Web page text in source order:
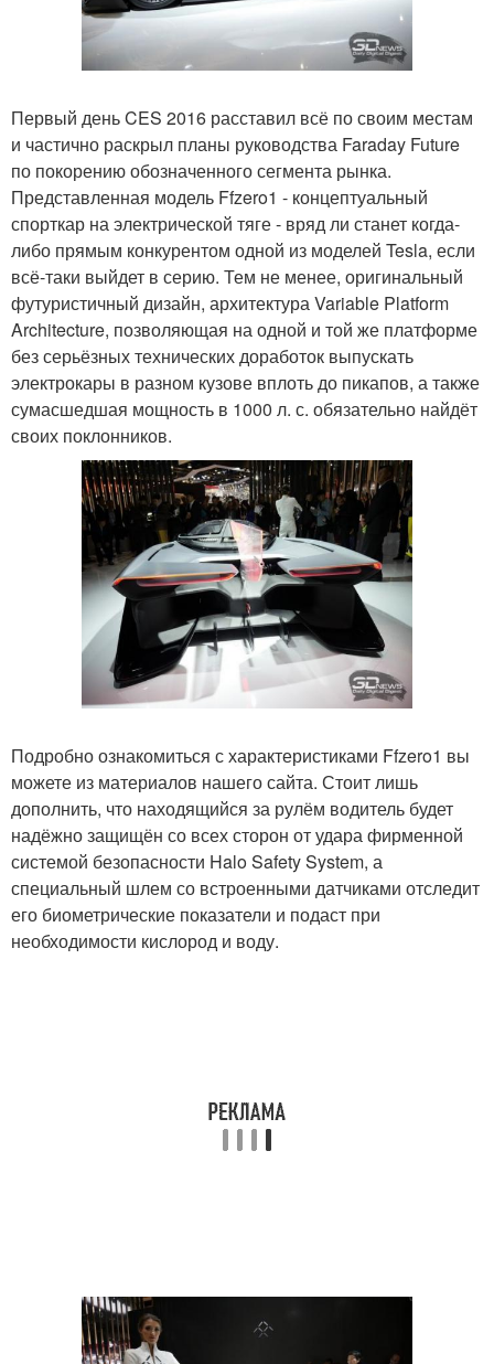
Первый день CES 2016 расставил всё по своим местам
и частично раскрыл планы руководства Faraday Future
по покорению обозначенного сегмента рынка.
Представленная модель Ffzero1 - концептуальный
спорткар на электрической тяге - вряд ли станет когда-
либо прямым конкурентом одной из моделей Tesla, если
всё-таки выйдет в серию. Тем не менее, оригинальный
футуристичный дизайн, архитектура Variable Platform
Architecture, позволяющая на одной и той же платформе
без серьёзных технических доработок выпускать
электрокары в разном кузове вплоть до пикапов, а также
сумасшедшая мощность в 1000 л. с. обязательно найдёт
своих поклонников.
Подробно ознакомиться с характеристиками Ffzero1 вы
можете из материалов нашего сайта. Стоит лишь
дополнить, что находящийся за рулём водитель будет
надёжно защищён со всех сторон от удара фирменной
системой безопасности Halo Safety System, а
специальный шлем со встроенными датчиками отследит
его биометрические показатели и подаст при
необходимости кислород и воду.